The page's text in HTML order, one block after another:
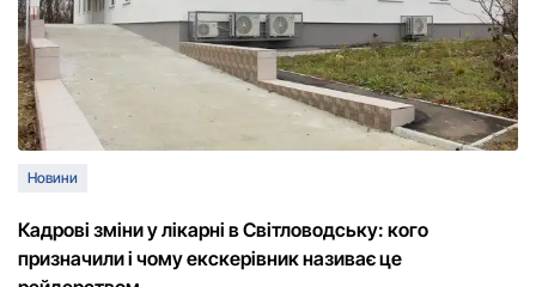
Новини
Кадрові зміни у лікарні в Світловодську: кого
призначили і чому екскерівник називає це